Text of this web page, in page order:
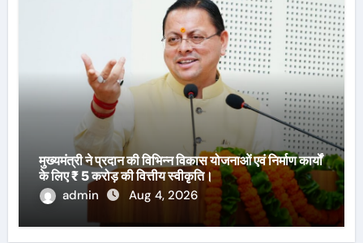
मुख्यमंत्री ने प्रदान की विभिन्न विकास योजनाओं एवं निर्माण कार्यों
के लिए ₹ 5 करोड़ की वित्तीय स्वीकृति।
admin
Aug 4, 2026